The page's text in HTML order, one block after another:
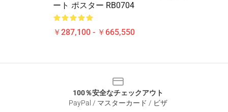
ート ポスター RB0704
￥287,100 - ￥665,550
100％安全なチェックアウト
PayPal / マスターカード / ビザ